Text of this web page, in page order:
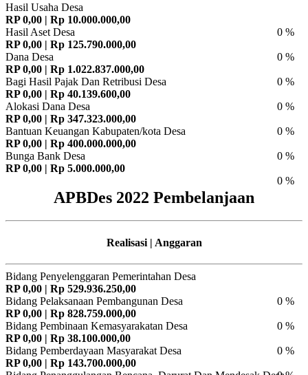
Hasil Usaha Desa
RP 0,00 | Rp 10.000.000,00
0 %
Hasil Aset Desa
RP 0,00 | Rp 125.790.000,00
0 %
Dana Desa
RP 0,00 | Rp 1.022.837.000,00
0 %
Bagi Hasil Pajak Dan Retribusi Desa
RP 0,00 | Rp 40.139.600,00
0 %
Alokasi Dana Desa
RP 0,00 | Rp 347.323.000,00
0 %
Bantuan Keuangan Kabupaten/kota Desa
RP 0,00 | Rp 400.000.000,00
0 %
Bunga Bank Desa
RP 0,00 | Rp 5.000.000,00
0 %
APBDes 2022 Pembelanjaan
Realisasi | Anggaran
Bidang Penyelenggaran Pemerintahan Desa
RP 0,00 | Rp 529.936.250,00
0 %
Bidang Pelaksanaan Pembangunan Desa
RP 0,00 | Rp 828.759.000,00
0 %
Bidang Pembinaan Kemasyarakatan Desa
RP 0,00 | Rp 38.100.000,00
0 %
Bidang Pemberdayaan Masyarakat Desa
RP 0,00 | Rp 143.700.000,00